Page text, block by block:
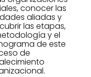
conocer las
aliadas y
las etapas,
y el
de este
de